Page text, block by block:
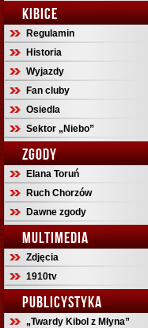
KIBICE
Regulamin
Historia
Wyjazdy
Fan cluby
Osiedla
Sektor „Niebo”
ZGODY
Elana Toruń
Ruch Chorzów
Dawne zgody
MULTIMEDIA
Zdjęcia
1910tv
PUBLICYSTYKA
„Twardy Kibol z Młyna”